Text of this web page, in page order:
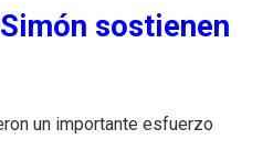
sostienen
un importante esfuerzo